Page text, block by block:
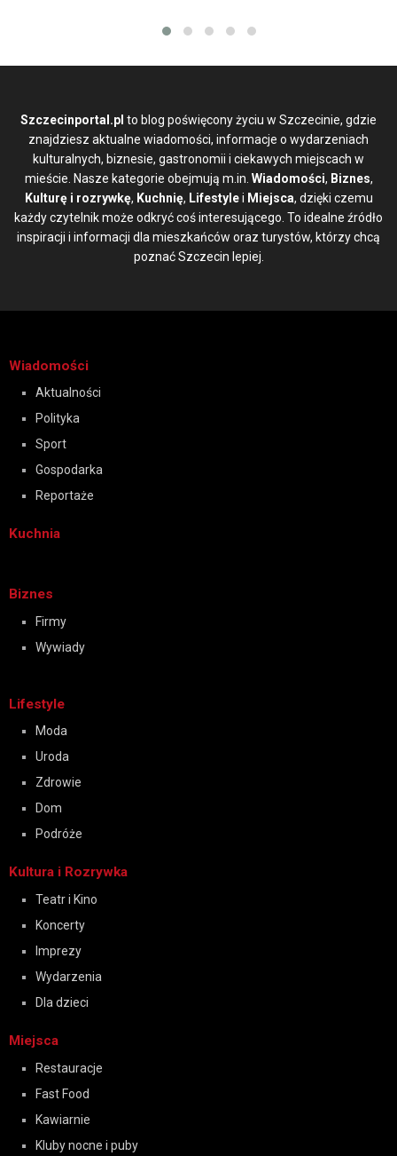
Szczecinportal.pl to blog poświęcony życiu w Szczecinie, gdzie
znajdziesz aktualne wiadomości, informacje o wydarzeniach
kulturalnych, biznesie, gastronomii i ciekawych miejscach w
mieście. Nasze kategorie obejmują m.in. Wiadomości, Biznes,
Kulturę i rozrywkę, Kuchnię, Lifestylei Miejsca, dzięki czemu
każdy czytelnik może odkryć coś interesującego. To idealne źródło
inspiracji i informacji dla mieszkańców oraz turystów, którzy chcą
poznać Szczecin lepiej.
Wiadomości
Aktualności
Polityka
Sport
Gospodarka
Reportaże
Kuchnia
Biznes
Firmy
Wywiady
Lifestyle
Moda
Uroda
Zdrowie
Dom
Podróże
Kultura i Rozrywka
Teatr i Kino
Koncerty
Imprezy
Wydarzenia
Dla dzieci
Miejsca
Restauracje
Fast Food
Kawiarnie
Kluby nocne i puby